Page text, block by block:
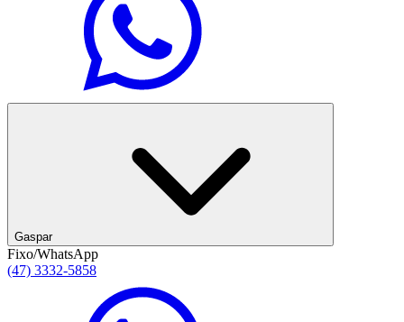
Gaspar
Fixo/WhatsApp
(47) 3332-5858